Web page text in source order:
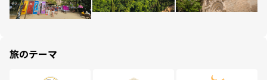
旅のテーマ